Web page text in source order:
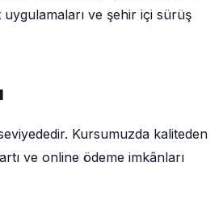
ve şehir içi sürüş
Kursumuzda kaliteden
ve online ödeme imkânları